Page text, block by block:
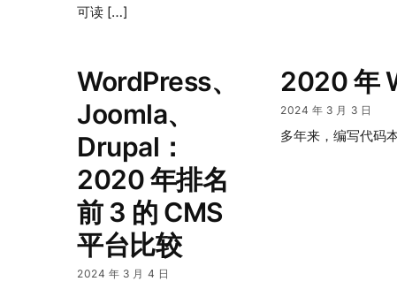
可读 […]
WordPress、
Joomla、
Drupal：
2020 年排名
前 3 的 CMS
平台比较
2024 年 3 月 4 日
2020 年
2024 年 3 月 3 日
多年来，编写代码